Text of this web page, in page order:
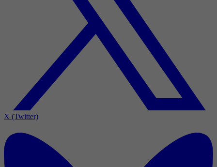
X (Twitter)